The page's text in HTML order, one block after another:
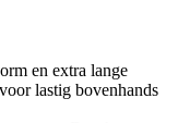
en extra lange
lastig bovenhands